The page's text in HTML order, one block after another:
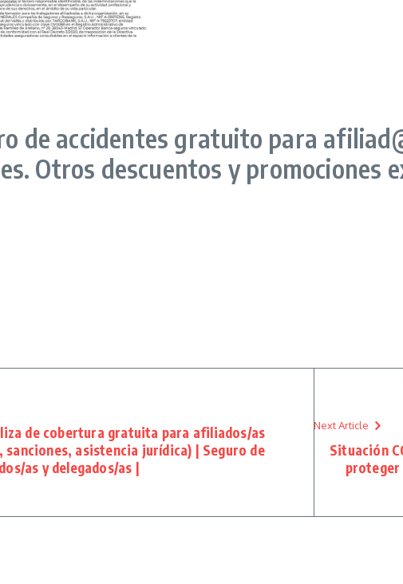
de accidentes gratuito para
Otros descuentos y promociones
de cobertura gratuita para afiliados/as
sanciones, asistencia jurídica) | Seguro de
as y delegados/as |
Next Article
Situación
proteger